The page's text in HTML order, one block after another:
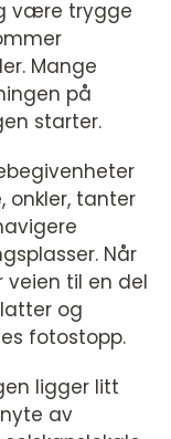
være trygge
Mange
på
starter.
onkler, tanter
Når
veien til en del
og
fotostopp.
ligger litt
av